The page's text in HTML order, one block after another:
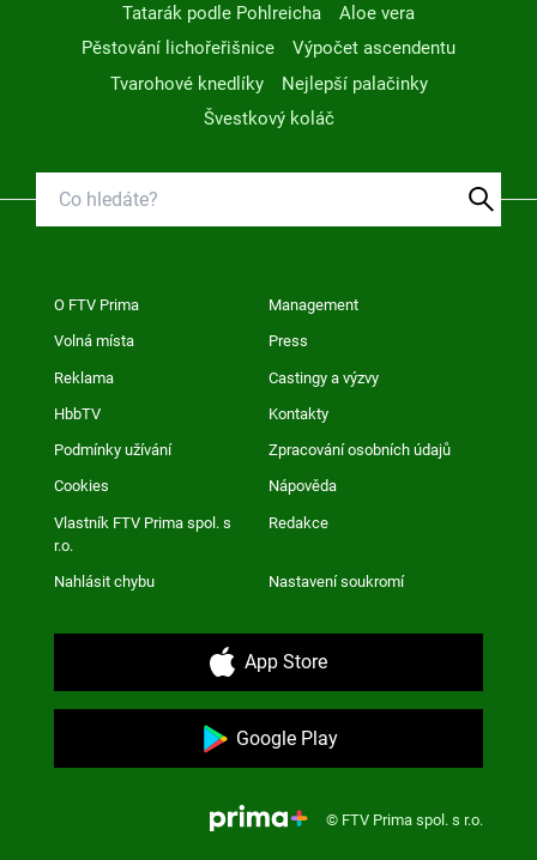
Tatarák podle Pohlreicha
Aloe vera
Pěstování lichořeřišnice
Výpočet ascendentu
Tvarohové knedlíky
Nejlepší palačinky
Švestkový koláč
O FTV Prima Management
Volná místa Press
Reklama Castingy a výzvy
HbbTV Kontakty
Podmínky užívání Zpracování osobních údajů
Cookies Nápověda
Vlastník FTV Prima spol. s
r.o.
Redakce
Nahlásit chybu Nastavení soukromí
App Store
Google Play
© FTV Prima spol. s r.o.